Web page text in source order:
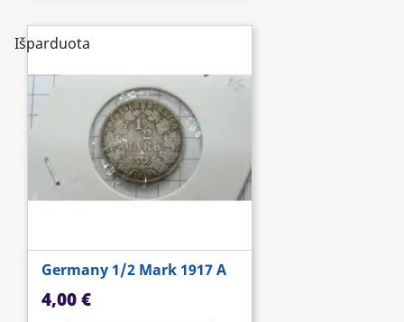
Germany 1/2 Mark 1917 A
Kaina
4,00 €
Išparduota